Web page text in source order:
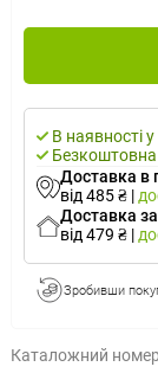
В наявності
Безкоштовна
Доставка в
від 485 ₴ |
Доставка
від 479 ₴ |
Зробивши
Каталожний